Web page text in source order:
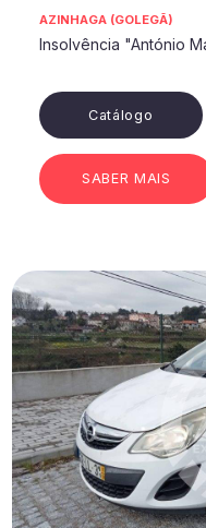
AZINHAGA (GOLEGÃ)
Insolvência "António
Catálogo
SABER MAIS